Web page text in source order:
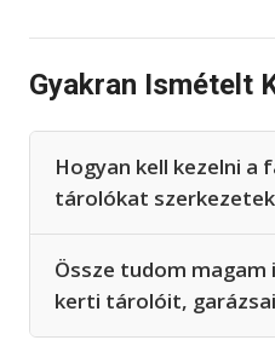
Gyakran Ismételt
Hogyan kell kezelni a
tárolókat
Össze tudom magam
kerti tárolóit,